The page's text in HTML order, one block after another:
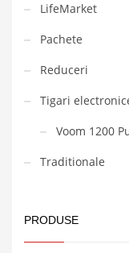
LifeMarket
Pachete
Reduceri
Tigari
Voom 1200
Traditionale
PRODUSE